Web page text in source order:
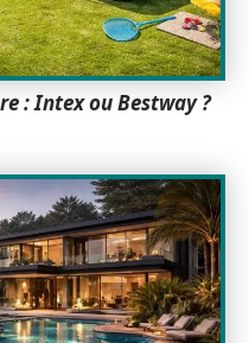
: Intex ou Bestway ?